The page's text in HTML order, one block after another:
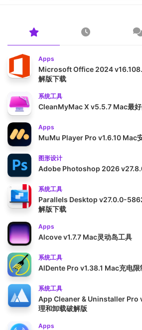
Apps
Microsoft Office 2024
解版下载
系统工具
CleanMyMac X v5.5.7 Mac最好
Apps
MuMu Player Pro v1.6.10 Mac
图形设计
Adobe Photoshop 2026
系统工具
Parallels Desktop v27.0.0-
解版下载
Apps
Alcove v1.7.7 Mac灵动岛工具
系统工具
AlDente Pro v1.38.1 Mac充电限
系统工具
App Cleaner & Uninstaller Pro
理和卸载破解版
Apps